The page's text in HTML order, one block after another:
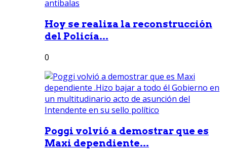
Hoy se realiza la reconstrucción
del Policía...
0
Poggi volvió a demostrar que es
Maxi dependiente...